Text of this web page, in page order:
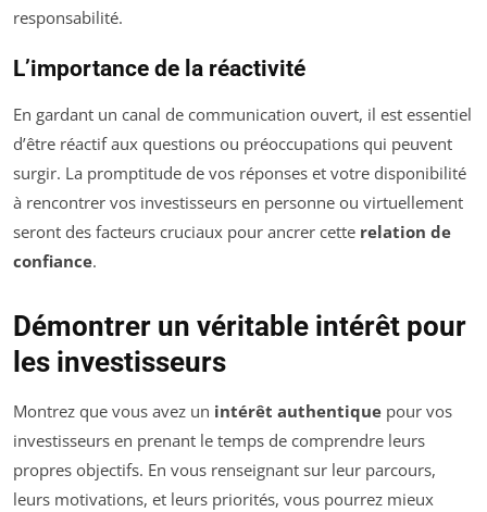
responsabilité.
L’importance de la réactivité
En gardant un canal de communication ouvert, il est essentiel
d’être réactif aux questions ou préoccupations qui peuvent
surgir. La promptitude de vos réponses et votre disponibilité
à rencontrer vos investisseurs en personne ou virtuellement
seront des facteurs cruciaux pour ancrer cette relation de
confiance.
Démontrer un véritable intérêt pour
les investisseurs
Montrez que vous avez un intérêt authentique pour vos
investisseurs en prenant le temps de comprendre leurs
propres objectifs. En vous renseignant sur leur parcours,
leurs motivations, et leurs priorités, vous pourrez mieux